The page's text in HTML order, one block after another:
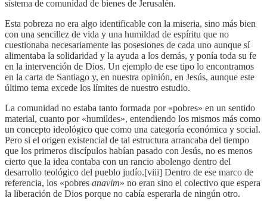
sistema de comunidad de bienes de Jerusalén.
Esta pobreza no era algo identificable con la miseria, sino más bien
con una sencillez de vida y una humildad de espíritu que no
cuestionaba necesariamente las posesiones de cada uno aunque sí
alimentaba la solidaridad y la ayuda a los demás, y ponía toda su fe
en la intervención de Dios. Un ejemplo de ese tipo lo encontramos
en la carta de Santiago y, en nuestra opinión, en Jesús, aunque este
último tema excede los límites de nuestro estudio.
La comunidad no estaba tanto formada por «pobres» en un sentido
material, cuanto por «humildes», entendiendo los mismos más como
un concepto ideológico que como una categoría económica y social.
Pero si el origen existencial de tal estructura arrancaba del tiempo
que los primeros discípulos habían pasado con Jesús, no es menos
cierto que la idea contaba con un rancio abolengo dentro del
desarrollo teológico del pueblo judío.[viii] Dentro de ese marco de
referencia, los «pobres anavim» no eran sino el colectivo que espera
la liberación de Dios porque no cabía esperarla de ningún otro.